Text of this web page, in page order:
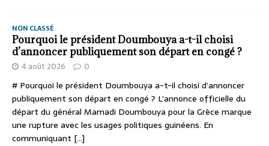
NON CLASSÉ
Pourquoi le président Doumbouya a-t-il choisi
d’annoncer publiquement son départ en congé ?
4 août 2026 0
# Pourquoi le président Doumbouya a-t-il choisi d’annoncer
publiquement son départ en congé ? L’annonce officielle du
départ du général Mamadi Doumbouya pour la Grèce marque
une rupture avec les usages politiques guinéens. En
communiquant [...]